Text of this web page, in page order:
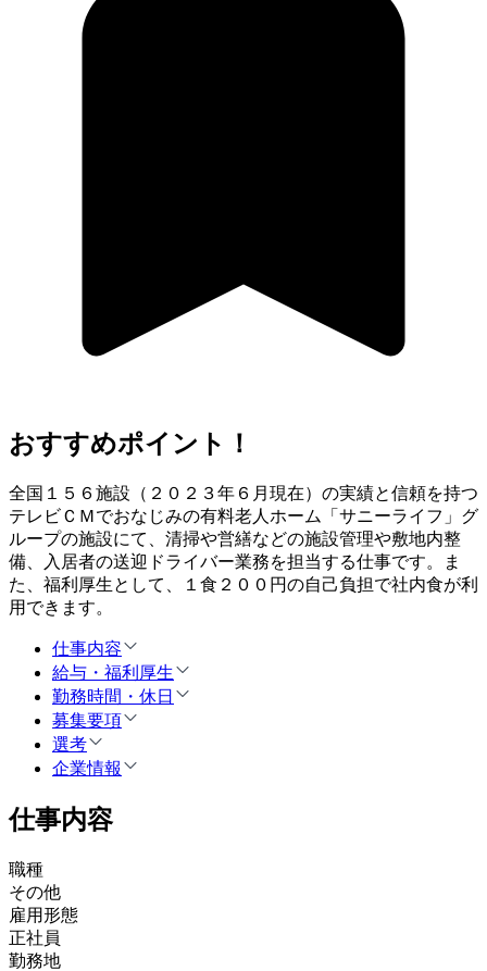
おすすめポイント！
全国１５６施設（２０２３年６月現在）の実績と信頼を持つ
テレビＣＭでおなじみの有料老人ホーム「サニーライフ」グ
ループの施設にて、清掃や営繕などの施設管理や敷地内整
備、入居者の送迎ドライバー業務を担当する仕事です。ま
た、福利厚生として、１食２００円の自己負担で社内食が利
用できます。
仕事内容
給与・福利厚生
勤務時間・休日
募集要項
選考
企業情報
仕事内容
職種
その他
雇用形態
正社員
勤務地